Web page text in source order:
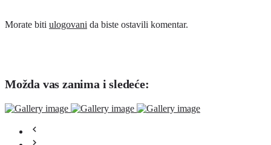
Morate biti ulogovani da biste ostavili komentar.
Možda vas zanima i sledeće: